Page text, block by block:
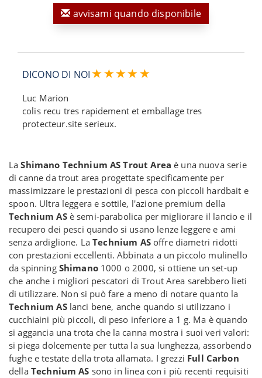
avvisami quando disponibile
DICONO DI NOI
Luc Marion
colis recu tres rapidement et emballage tres
protecteur.site serieux.
LaShimano Technium AS Trout Area è una nuova serie
di canne da trout area progettate specificamente per
massimizzare le prestazioni di pesca con piccoli hardbait e
spoon. Ultra leggera e sottile, l'azione premium della
Technium ASè semi-parabolica per migliorare il lancio e il
recupero dei pesci quando si usano lenze leggere e ami
senza ardiglione. LaTechnium ASoffre diametri ridotti
con prestazioni eccellenti. Abbinata a un piccolo mulinello
da spinning Shimano1000 o 2000, si ottiene un set-up
che anche i migliori pescatori di Trout Area sarebbero lieti
di utilizzare. Non si può fare a meno di notare quanto la
Technium ASlanci bene, anche quando si utilizzano i
cucchiaini più piccoli, di peso inferiore a 1 g. Ma è quando
si aggancia una trota che la canna mostra i suoi veri valori:
si piega dolcemente per tutta la sua lunghezza, assorbendo
fughe e testate della trota allamata. I grezzi Full Carbon
della Technium AS sono in linea con i più recenti requisiti